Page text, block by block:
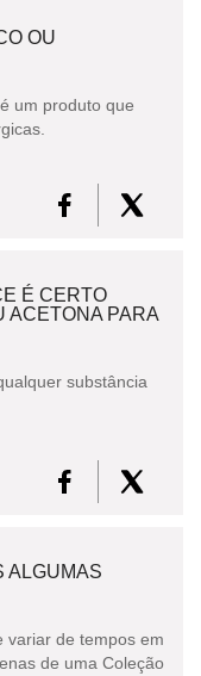
OU
um produto que
É CERTO
ACETONA PARA
substância
ALGUMAS
variar de tempos em
de uma Coleção